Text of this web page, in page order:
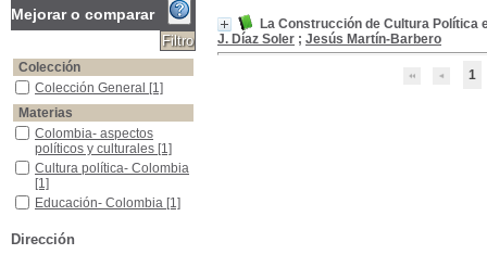
La Construcción de Cultura Política
J. Díaz Soler ; Jesús Martín-Barbero
1
Mejorar o comparar
Colección
Colección General
Colección General [1]
Materias
Colombia- aspectos políticos y culturales
Colombia- aspectos
políticos y culturales [1]
Cultura política- Colombia
Cultura política- Colombia
[1]
Educación- Colombia
Educación- Colombia [1]
Dirección